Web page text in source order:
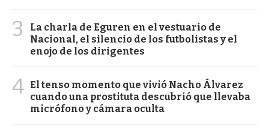
3
La charla de Eguren en el vestuario de
Nacional, el silencio de los futbolistas y el
enojo de los dirigentes
4 El tenso momento que vivió Nacho Álvarez
cuando una prostituta descubrió que llevaba
micrófono y cámara oculta